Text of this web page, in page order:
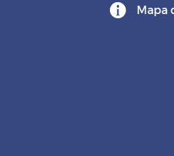
Mapa